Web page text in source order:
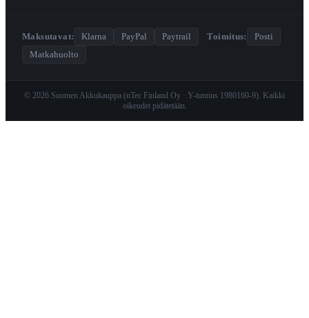
Maksutavat: Klarna PayPal Paytrail · Toimitus:
Posti
Matkahuolto
© 2026 Suomen Akkukauppa (nTec Finland Oy · Y-tunnus 1980160-9). Kaikki
oikeudet pidätetään.